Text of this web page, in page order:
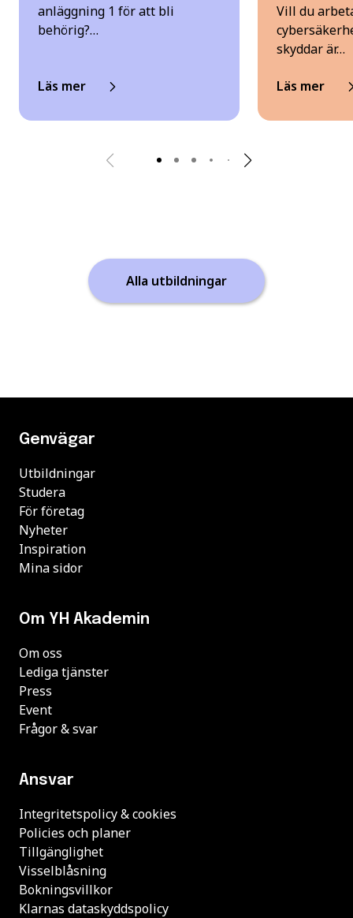
anläggning 1 för att bli
behörig?…
Läs mer
Vill du
skyddar är…
Läs mer
Alla utbildningar
Genvägar
Utbildningar
Studera
För företag
Nyheter
Inspiration
Mina sidor
Om YH Akademin
Om oss
Lediga tjänster
Press
Event
Frågor & svar
Ansvar
Integritetspolicy & cookies
Policies och planer
Tillgänglighet
Visselblåsning
Bokningsvillkor
Klarnas dataskyddspolicy